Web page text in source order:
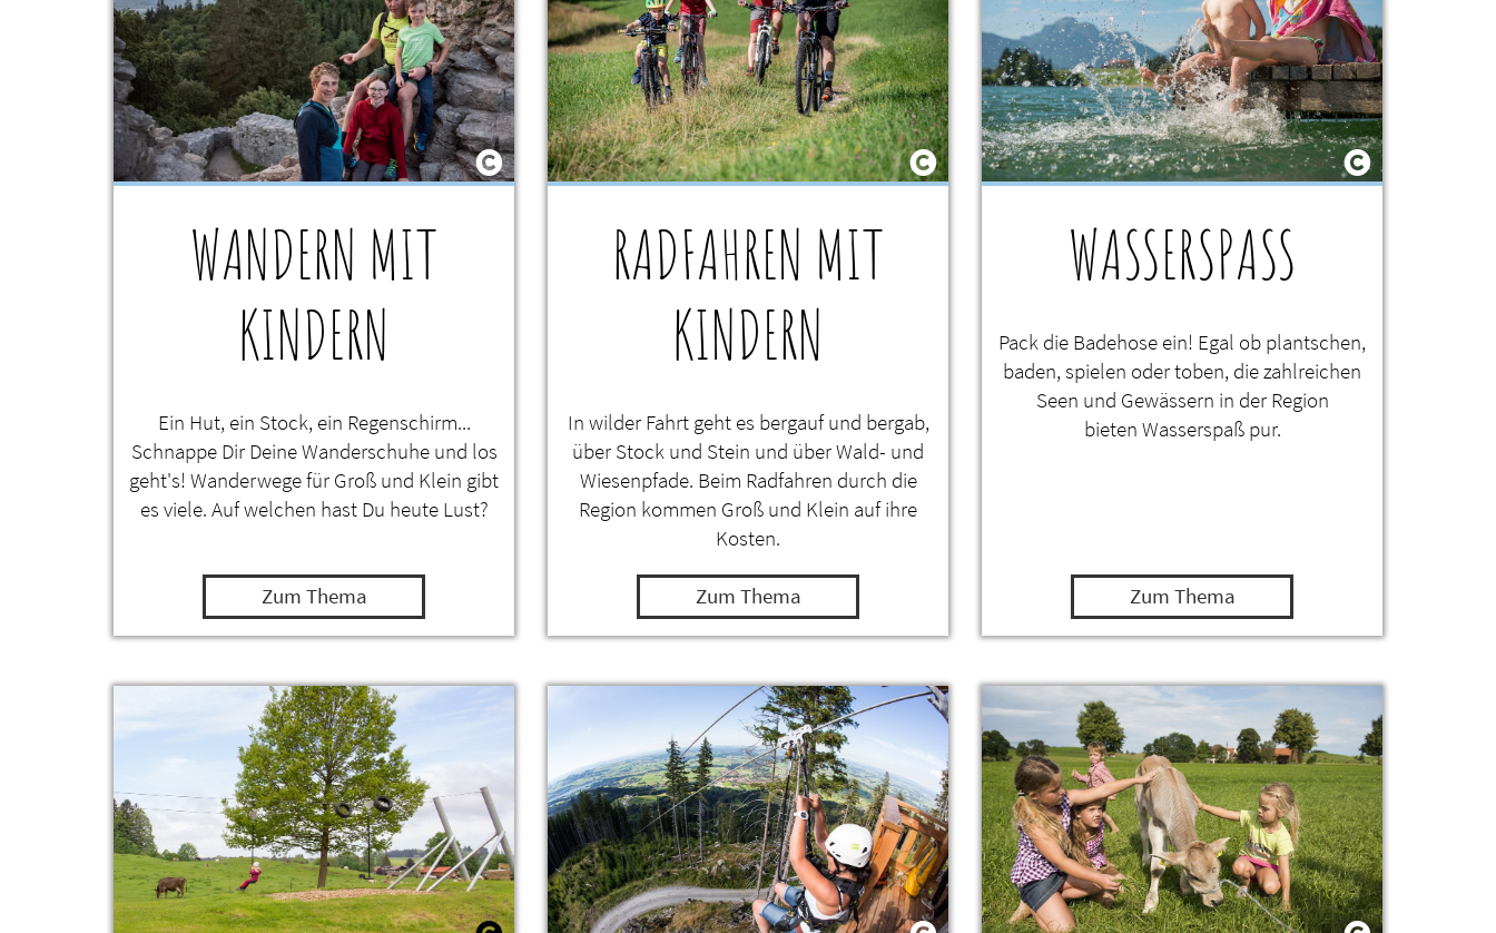
WANDERN MIT
KINDERN
Ein Hut, ein Stock, ein Regenschirm...
Schnappe Dir Deine Wanderschuhe und los
geht's! Wanderwege für Groß und Klein gibt
es viele. Auf welchen hast Du heute Lust?
Zum Thema
RADFAHREN MIT
KINDERN
In wilder Fahrt geht es bergauf und bergab,
über Stock und Stein und über Wald- und
Wiesenpfade. Beim Radfahren durch die
Region kommen Groß und Klein auf ihre
Kosten.
Zum Thema
WASSERSPASS
Pack die Badehose ein! Egal ob plantschen,
baden, spielen oder toben, die zahlreichen
Seen und Gewässern in der Region
bieten Wasserspaß pur.
Zum Thema